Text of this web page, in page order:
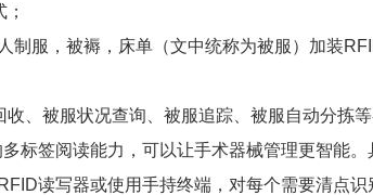
制服，被褥，床单（文中统称为被服）加装
、被服状况查询、被服追踪、被服自动分拣
标签阅读能力，可以让手术器械管理更智能
读写器或使用手持终端，对每个需要清点